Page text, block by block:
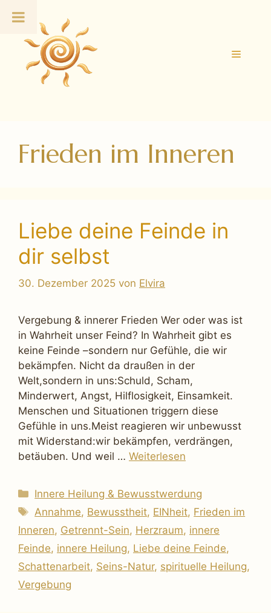
Inhalt
springen
Menü
Frieden im Inneren
Liebe deine Feinde in
dir selbst
30. Dezember 2025 von Elvira
Vergebung & innerer Frieden Wer oder was ist
in Wahrheit unser Feind? In Wahrheit gibt es
keine Feinde –sondern nur Gefühle, die wir
bekämpfen. Nicht da draußen in der
Welt,sondern in uns:Schuld, Scham,
Minderwert, Angst, Hilflosigkeit, Einsamkeit.
Menschen und Situationen triggern diese
Gefühle in uns.Meist reagieren wir unbewusst
mit Widerstand:wir bekämpfen, verdrängen,
betäuben. Und weil … Weiterlesen
Kategorien
Innere Heilung & Bewusstwerdung
Schlagwörter
Annahme, Bewusstheit, EINheit, Frieden im
Inneren, Getrennt-Sein, Herzraum, innere
Feinde, innere Heilung, Liebe deine Feinde,
Schattenarbeit, Seins-Natur, spirituelle Heilung,
Vergebung